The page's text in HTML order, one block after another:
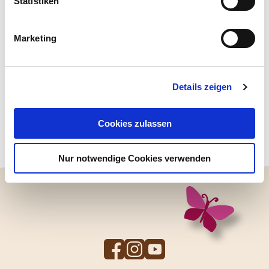
Marketing
Details zeigen
Cookies zulassen
Nur notwendige Cookies verwenden
Geschmack der Welt
Zwiebel Chutney
To
Facebook
To
Instagram
To
YouTube